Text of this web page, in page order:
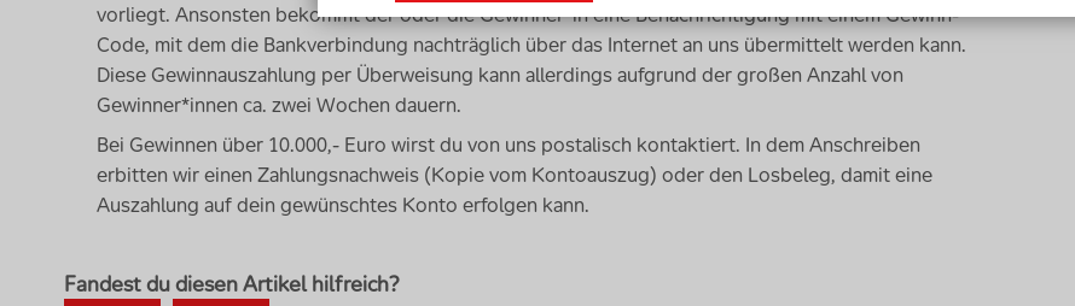
vorliegt. Ansonsten bekommt der oder die Gewinner*in eine Benachrichtigung mit einem Gewinn-
Code, mit dem die Bankverbindung nachträglich über das Internet an uns übermittelt werden kann.
Diese Gewinnauszahlung per Überweisung kann allerdings aufgrund der großen Anzahl von
Gewinner*innen ca. zwei Wochen dauern.
Bei Gewinnen über 10.000,- Euro wirst du von uns postalisch kontaktiert. In dem Anschreiben
erbitten wir einen Zahlungsnachweis (Kopie vom Kontoauszug) oder den Losbeleg, damit eine
Auszahlung auf dein gewünschtes Konto erfolgen kann.